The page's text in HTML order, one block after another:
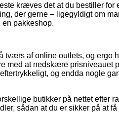
kræves det at du bestiller for
der gerne – ligegyldigt om
en pakkeshop.
tværs af online outlets, og ergo
med at nedskære prisniveauet
og endda nogle
butikker på nettet efter
sådan at du er sikker på at få